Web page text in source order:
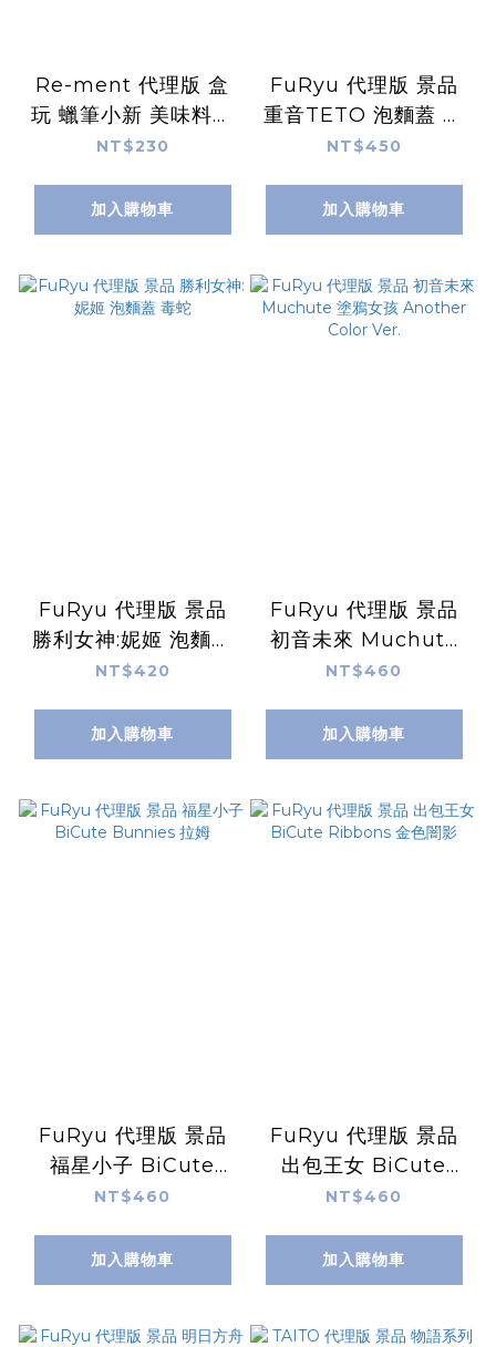
Re-ment 代理版 盒
玩 蠟筆小新 美味料理
小幫手 全6種 隨機出
NT$230
加入購物車
FuRyu 代理版 景品
重音TETO 泡麵蓋 重
音TETO King Ver.
NT$450
加入購物車
FuRyu 代理版 景品
勝利女神:妮姬 泡麵蓋
毒蛇
NT$420
加入購物車
FuRyu 代理版 景品
初音未來 Muchute
塗鴉女孩 Another
NT$460
加入購物車
FuRyu 代理版 景品
福星小子 BiCute
Bunnies 拉姆
NT$460
加入購物車
FuRyu 代理版 景品
出包王女 BiCute
Ribbons 金色闇影
NT$460
加入購物車